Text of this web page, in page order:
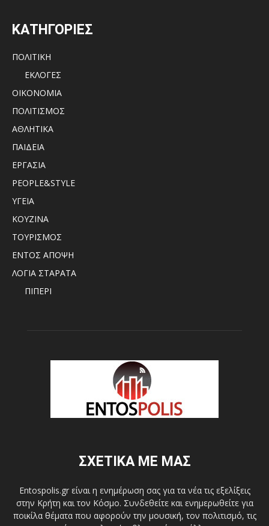
ΚΑΤΗΓΟΡΙΕΣ
ΠΟΛΙΤΙΚΗ
ΕΚΛΟΓΕΣ
ΟΙΚΟΝΟΜΙΑ
ΠΟΛΙΤΙΣΜΟΣ
ΑΘΛΗΤΙΚΑ
ΠΑΙΔΕΙΑ
ΕΡΓΑΣΙΑ
PEOPLE&STYLE
ΥΓΕΙΑ
ΚΟΥΖΙΝΑ
ΤΟΥΡΙΣΜΟΣ
ΕΝΤΟΣ ΑΠΟΨΗ
ΛΟΓΙΑ ΣΤΑΡΑΤΑ
ΠΙΠΕΡΙ
ΣΧΕΤΙΚΑ ΜΕ ΜΑΣ
Entospolis.gr είναι η ενημέρωση σας για τα νέα τις εξελίξεις
στην Κρήτη και τον Κόσμο. Συνδεθείτε και ενημερωθείτε για
ποικίλα θέματα που αφορούν την μουσική, τον πολιτισμό, τις